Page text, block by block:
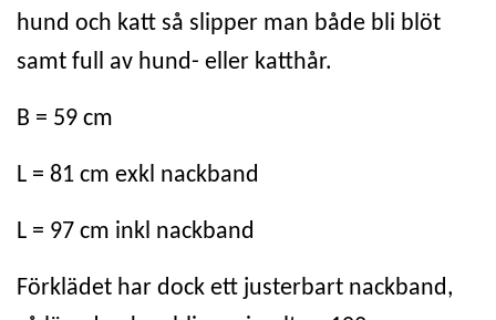
hund och katt så slipper man både bli blöt
samt full av hund- eller katthår.
B = 59 cm
L = 81 cm exkl nackband
L = 97 cm inkl nackband
Förklädet har dock ett justerbart nackband,